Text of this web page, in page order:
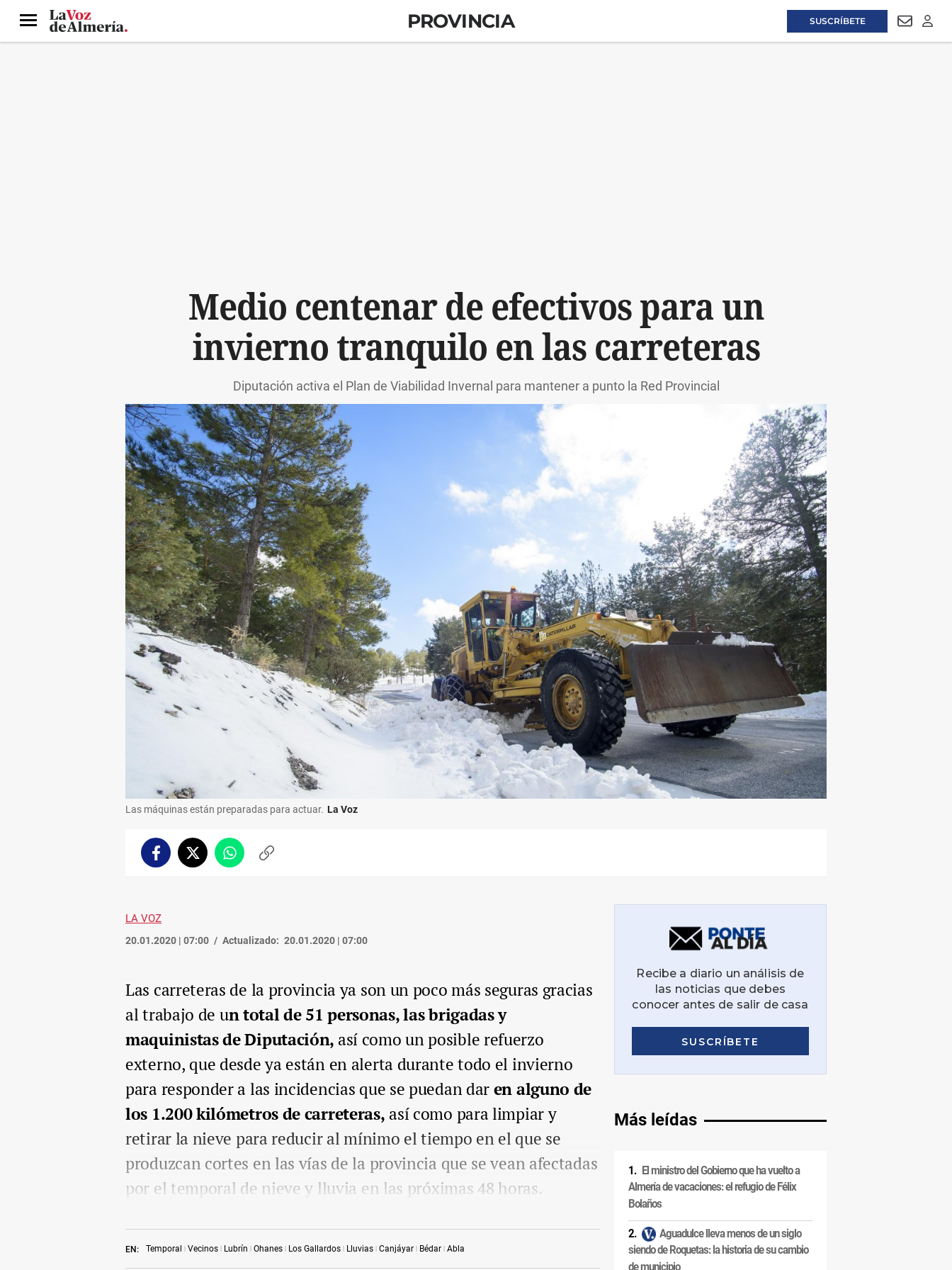
SUSCRÍBETE
Menú PROVINCIA
Medio centenar de efectivos para un
invierno tranquilo en las carreteras
Diputación activa el Plan de Viabilidad Invernal para mantener a punto la Red Provincial
Las máquinas están preparadas para actuar. La Voz
FacebookTwitterWhatsappCopiar
LA VOZ
20.01.2020 | 07:00 Actualizado: 20.01.2020 | 07:00
EN: Temporal Vecinos Lubrín Ohanes Los Gallardos Lluvias Canjáyar Bédar Abla
Las carreteras de la provincia ya son un poco más seguras gracias
al trabajo de un total de 51 personas, las brigadas y
maquinistas de Diputación, así como un posible refuerzo
externo, que desde ya están en alerta durante todo el invierno
para responder a las incidencias que se puedan daren alguno de
los 1.200 kilómetros de carreteras, así como para limpiar y
retirar la nieve para reducir al mínimo el tiempo en el que se
produzcan cortes en las vías de la provincia que se vean afectadas
por el temporal de nieve y lluvia en las próximas 48 horas.
Más leídas
El ministro del Gobierno que ha vuelto a
Almería de vacaciones: el refugio de Félix
Bolaños
Aguadulce lleva menos de un siglo
siendo de Roquetas: la historia de su cambio
de municipio